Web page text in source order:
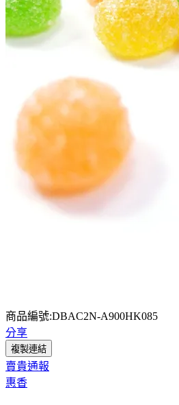
商品編號:DBAC2N-A900HK085
分享
複製連結
賣貴通報
惠香